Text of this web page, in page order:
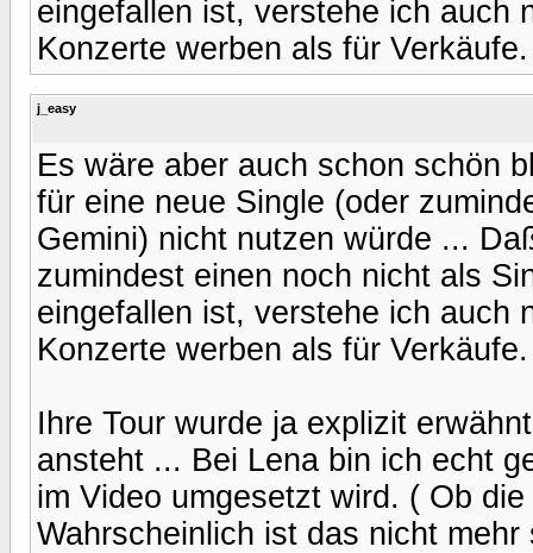
eingefallen ist, verstehe ich auch
Konzerte werben als für Verkäufe.
j_easy
Es wäre aber auch schon schön
für eine neue Single (oder
Gemini) nicht nutzen würde ...
zumindest einen noch nicht als
eingefallen ist, verstehe ich auch
Konzerte werben als für Verkäufe.
Ihre Tour wurde ja explizit
ansteht ... Bei Lena bin ich echt
im Video umgesetzt wird. ( Ob
Wahrscheinlich ist das nicht